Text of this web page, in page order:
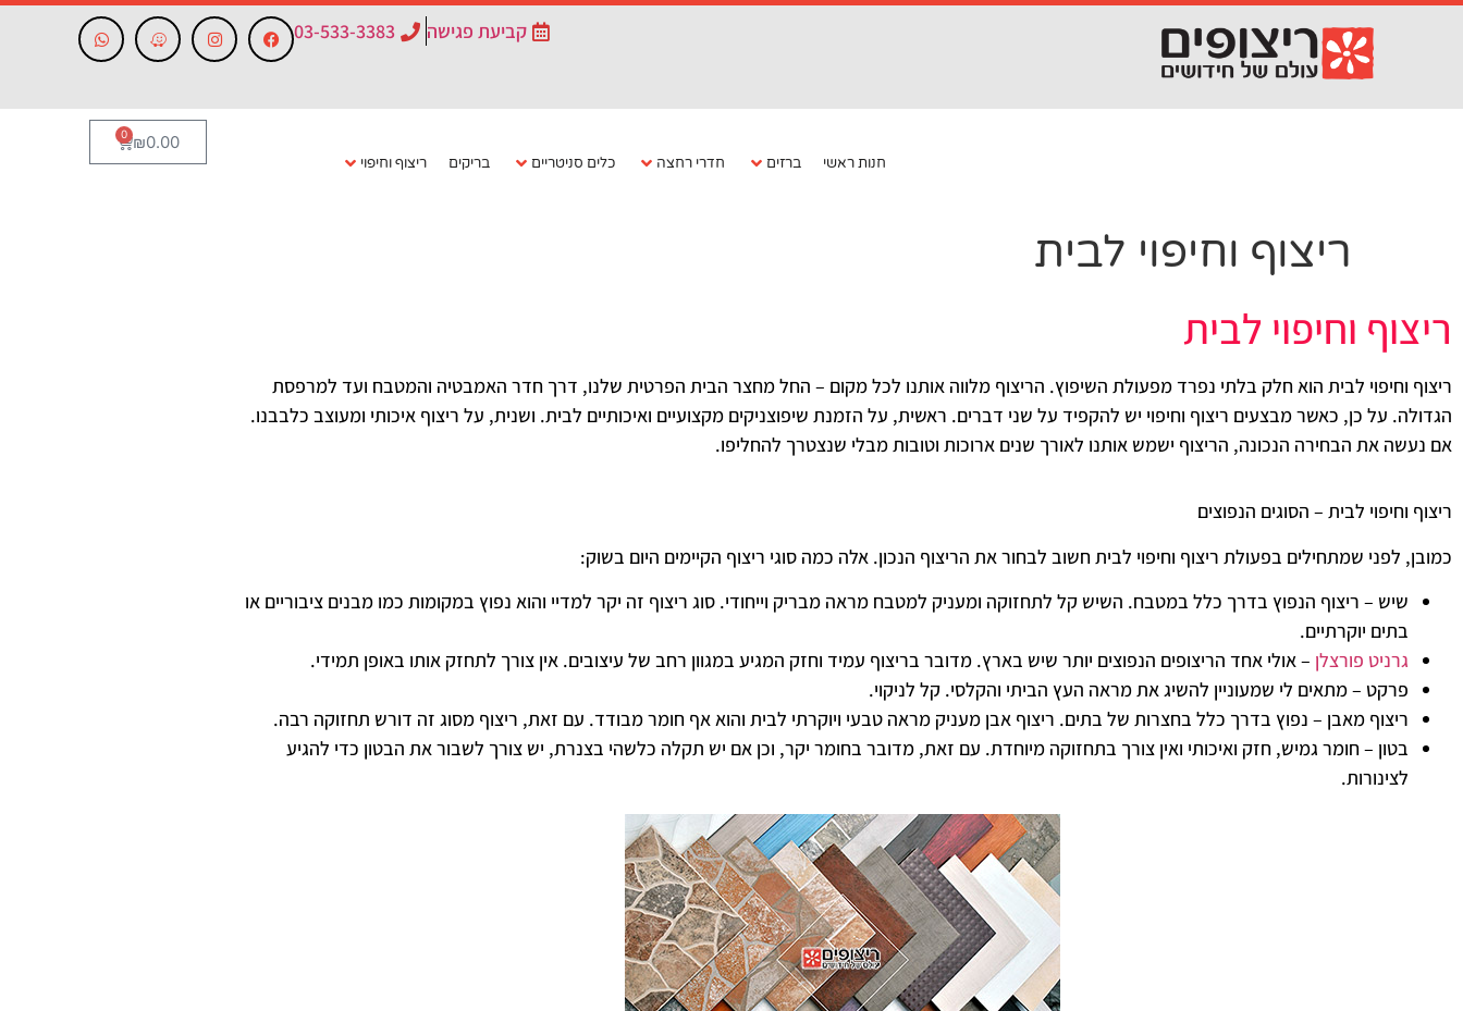
קביעת פגישה 03-533-3383
חנות ראשי ברזים חדרי רחצה כלים סניטריים בריקים ריצוף וחיפוי
₪0.00
0
ריצוף וחיפוי לבית
ריצוף וחיפוי לבית
ריצוף וחיפוי לבית הוא חלק בלתי נפרד מפעולת השיפוץ. הריצוף מלווה אותנו לכל מקום – החל מחצר הבית הפרטית שלנו, דרך חדר האמבטיה והמטבח ועד למרפסת
הגדולה. על כן, כאשר מבצעים ריצוף וחיפוי יש להקפיד על שני דברים. ראשית, על הזמנת שיפוצניקים מקצועיים ואיכותיים לבית. ושנית, על ריצוף איכותי ומעוצב כלבבנו.
אם נעשה את הבחירה הנכונה, הריצוף ישמש אותנו לאורך שנים ארוכות וטובות מבלי שנצטרך להחליפו.
ריצוף וחיפוי לבית – הסוגים הנפוצים
כמובן, לפני שמתחילים בפעולת ריצוף וחיפוי לבית חשוב לבחור את הריצוף הנכון. אלה כמה סוגי ריצוף הקיימים היום בשוק:
שיש – ריצוף הנפוץ בדרך כלל במטבח. השיש קל לתחזוקה ומעניק למטבח מראה מבריק וייחודי. סוג ריצוף זה יקר למדיי והוא נפוץ במקומות כמו מבנים ציבוריים או
בתים יוקרתיים.
גרניט פורצלן – אולי אחד הריצופים הנפוצים יותר שיש בארץ. מדובר בריצוף עמיד וחזק המגיע במגוון רחב של עיצובים. אין צורך לתחזק אותו באופן תמידי.
פרקט – מתאים לי שמעוניין להשיג את מראה העץ הביתי והקלסי. קל לניקוי.
ריצוף מאבן – נפוץ בדרך כלל בחצרות של בתים. ריצוף אבן מעניק מראה טבעי ויוקרתי לבית והוא אף חומר מבודד. עם זאת, ריצוף מסוג זה דורש תחזוקה רבה.
בטון – חומר גמיש, חזק ואיכותי ואין צורך בתחזוקה מיוחדת. עם זאת, מדובר בחומר יקר, וכן אם יש תקלה כלשהי בצנרת, יש צורך לשבור את הבטון כדי להגיע
לצינורות.